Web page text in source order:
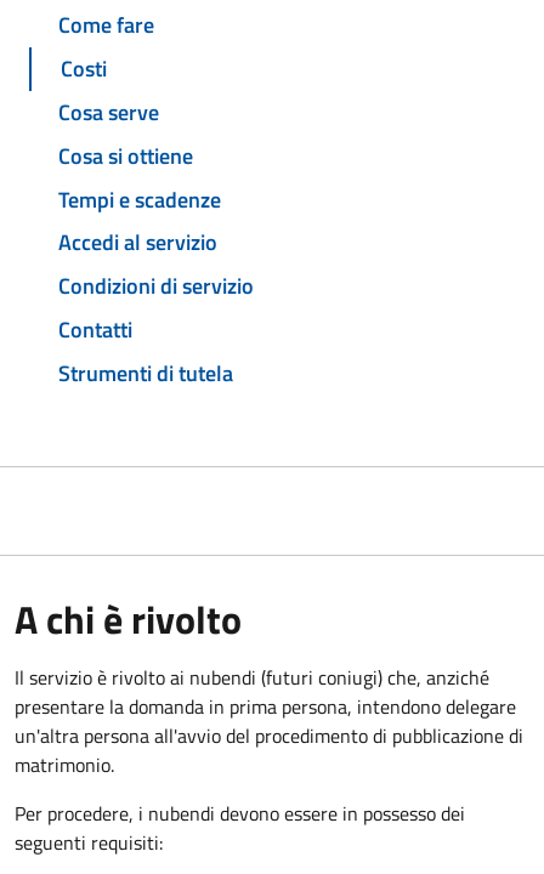
Come fare
Costi
Cosa serve
Cosa si ottiene
Tempi e scadenze
Accedi al servizio
Condizioni di servizio
Contatti
Strumenti di tutela
A chi è rivolto
Il servizio è rivolto ai nubendi (futuri coniugi) che, anziché
presentare la domanda in prima persona, intendono delegare
un'altra persona all'avvio del procedimento di pubblicazione di
matrimonio.
Per procedere, i nubendi devono essere in possesso dei
seguenti requisiti: